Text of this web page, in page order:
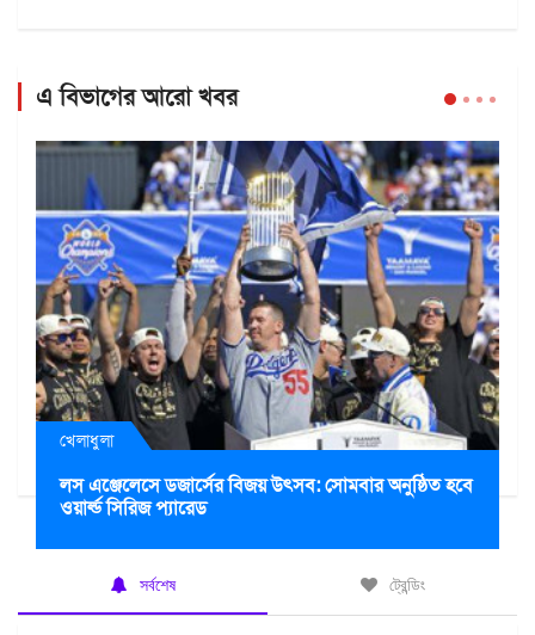
এ বিভাগের আরো খবর
খেলাধুলা
লস এঞ্জেলেসে ডজার্সের বিজয় উৎসব: সোমবার অনুষ্ঠিত হবে
ওয়ার্ল্ড সিরিজ প্যারেড
সর্বশেষ ট্রেন্ডিং